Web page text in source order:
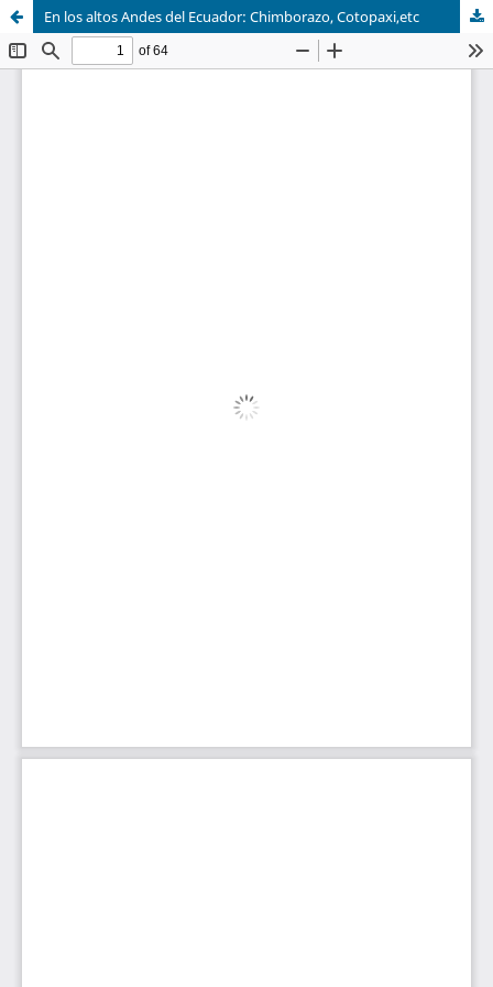
En los altos Andes del Ecuador: Chimborazo, Cotopaxi,etc